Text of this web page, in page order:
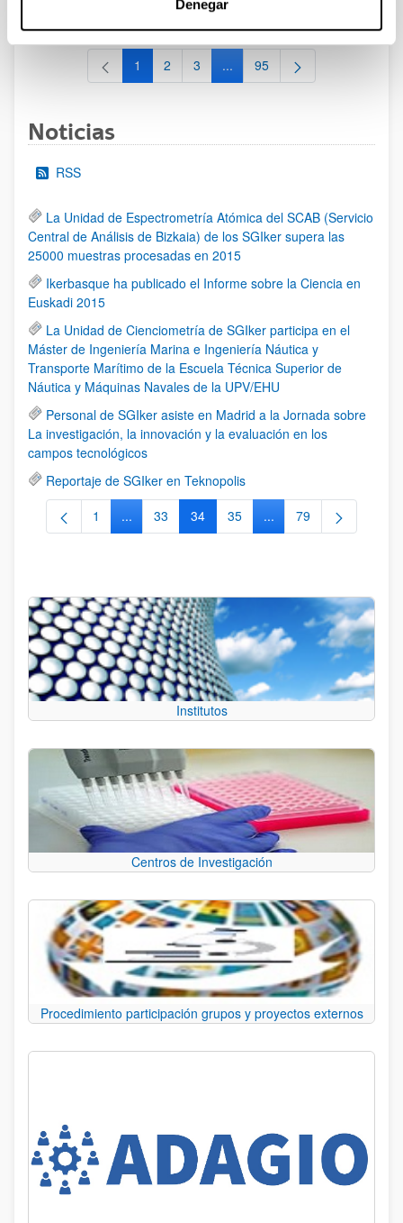
Denegar
al 30/07/2026 (ambos incluídos)
Página
1 Página
2 Página
3 ...Páginas intermedias Use TAB
Página
95
Noticias
RSS
La Unidad de Espectrometría Atómica del SCAB (Servicio
Central de Análisis de Bizkaia) de los SGIker supera las
25000 muestras procesadas en 2015
Ikerbasque ha publicado el Informe sobre la Ciencia en
Euskadi 2015
La Unidad de Cienciometría de SGIker participa en el
Máster de Ingeniería Marina e Ingeniería Náutica y
Transporte Marítimo de la Escuela Técnica Superior de
Náutica y Máquinas Navales de la UPV/EHU
Personal de SGIker asiste en Madrid a la Jornada sobre
La investigación, la innovación y la evaluación en los
campos tecnológicos
Reportaje de SGIker en Teknopolis
Página
1 ...Páginas intermedias Use TAB para desplazarse.
Página
33 Página
34 Página
35 ...Páginas intermedias
Página
79
Institutos
Centros de Investigación
Procedimiento participación grupos y proyectos externos